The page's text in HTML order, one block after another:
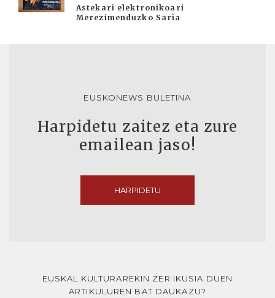
Astekari elektronikoari
Merezimenduzko Saria
EUSKONEWS BULETINA
Harpidetu zaitez eta zure
emailean jaso!
HARPIDETU
EUSKAL KULTURAREKIN ZER IKUSIA DUEN
ARTIKULUREN BAT DAUKAZU?